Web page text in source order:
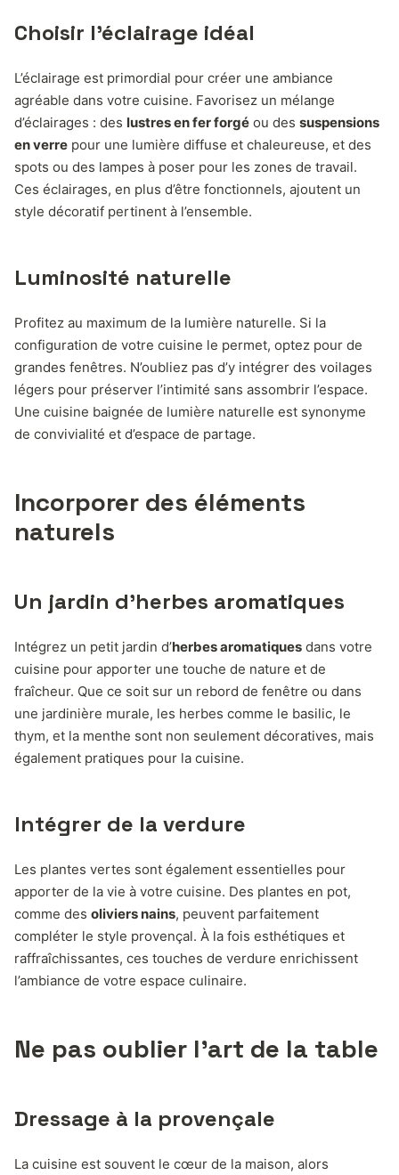
Choisir l’éclairage idéal
L’éclairage est primordial pour créer une ambiance
agréable dans votre cuisine. Favorisez un mélange
d’éclairages : des lustres en fer forgé ou des suspensions
en verre pour une lumière diffuse et chaleureuse, et des
spots ou des lampes à poser pour les zones de travail.
Ces éclairages, en plus d’être fonctionnels, ajoutent un
style décoratif pertinent à l’ensemble.
Luminosité naturelle
Profitez au maximum de la lumière naturelle. Si la
configuration de votre cuisine le permet, optez pour de
grandes fenêtres. N’oubliez pas d’y intégrer des voilages
légers pour préserver l’intimité sans assombrir l’espace.
Une cuisine baignée de lumière naturelle est synonyme
de convivialité et d’espace de partage.
Incorporer des éléments
naturels
Un jardin d’herbes aromatiques
Intégrez un petit jardin d’herbes aromatiques dans votre
cuisine pour apporter une touche de nature et de
fraîcheur. Que ce soit sur un rebord de fenêtre ou dans
une jardinière murale, les herbes comme le basilic, le
thym, et la menthe sont non seulement décoratives, mais
également pratiques pour la cuisine.
Intégrer de la verdure
Les plantes vertes sont également essentielles pour
apporter de la vie à votre cuisine. Des plantes en pot,
comme des oliviers nains, peuvent parfaitement
compléter le style provençal. À la fois esthétiques et
raffraîchissantes, ces touches de verdure enrichissent
l’ambiance de votre espace culinaire.
Ne pas oublier l’art de la table
Dressage à la provençale
La cuisine est souvent le cœur de la maison, alors